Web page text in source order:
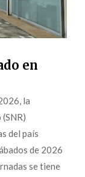
en
la
del país
de 2026
se tiene